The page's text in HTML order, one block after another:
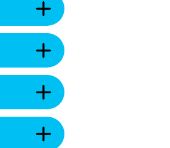
開
く
町
長
室
開
く
町
の
組
織・
職
員・
事
を
く
町
役
場
庁
舎・
公
施
設
広
報・
情
報
公
オ